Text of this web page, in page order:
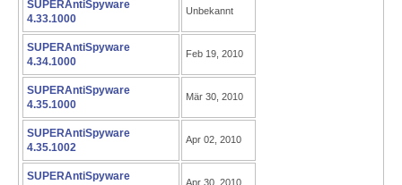
SUPERAntiSpyware
4.33.1000
Unbekannt
SUPERAntiSpyware
4.34.1000
Feb 19, 2010
SUPERAntiSpyware
4.35.1000
Mär 30, 2010
SUPERAntiSpyware
4.35.1002
Apr 02, 2010
SUPERAntiSpyware
Apr 30, 2010